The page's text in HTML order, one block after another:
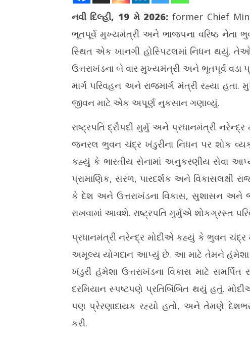
NOW VIEWING
ઉત્તરાખંડના પૂર્વ મુખ્યમંત્રી ભુવન ચંદ્ર
ખંડુરીનું લાંબી બીમારી બાદ નિધન
May
2026
ગુજરાતમાં 289
અભિયાન, 10
વાવેતર
19,
નવી દિલ્હી, 19 મે 2026:former Chief
ભૂતપૂર્વ મુખ્યમંત્રી અને ભાજપના વરિષ્ઠ નેતા
સ્થિત એક ખાનગી હોસ્પિટલમાં નિધન થયું.
ઉત્તરાખંડના બે વાર મુખ્યમંત્રી અને ભૂતપૂર્વ વડા
માર્ગ પરિવહન અને રાજમાર્ગ મંત્રી રહ્યા
જીવન માટે એક અપૂર્ણ નુકસાન ગણાવ્યું.
રાષ્ટ્રપતિ દ્રૌપદી મુર્મુ અને પ્રધાનમંત્રી
જનરલ ભુવન ચંદ્ર ખંડુરીના નિધન પર શોક
કહ્યું કે ભારતીય સેનામાં અનુકરણીય સેવા
પ્રામાણિક, સરળ, પારદર્શક અને વિકાસલક્ષી
કે દેશ અને ઉત્તરાખંડના વિકાસ, સુશાસન અને
રાખવામાં આવશે. રાષ્ટ્રપતિ મુર્મુએ શોકગ્રસ્ત
પ્રધાનમંત્રી નરેન્દ્ર મોદીએ કહ્યું કે ભુવન
અમૂલ્ય યોગદાન આપ્યું છે. આ માટે તેમને
ખંડુરી હંમેશા ઉત્તરાખંડના વિકાસ માટે
દરમિયાન સ્પષ્ટપણે પ્રતિબિંબિત થયું હતું.
પણ પ્રેરણાદાયક રહ્યો હતો, અને તેમણે
કરી.